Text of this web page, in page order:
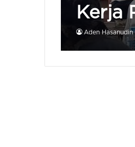
Kerja
Aden Hasanudin